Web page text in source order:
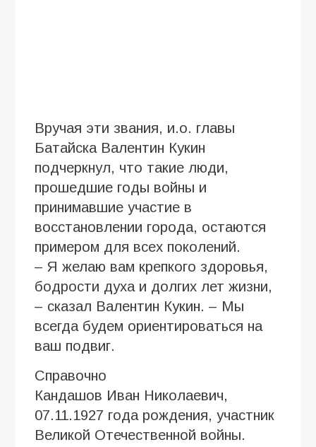
Вручая эти звания, и.о. главы
Батайска Валентин Кукин
подчеркнул, что такие люди,
прошедшие годы войны и
принимавшие участие в
восстановлении города, остаются
примером для всех поколений.
– Я желаю вам крепкого здоровья,
бодрости духа и долгих лет жизни,
– сказал Валентин Кукин. – Мы
всегда будем ориентироваться на
ваш подвиг.
Справочно
Кандашов Иван Николаевич,
07.11.1927 года рождения, участник
Великой Отечественной войны.